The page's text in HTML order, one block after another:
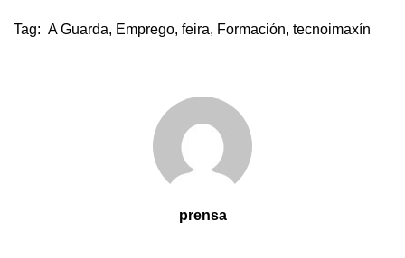
Tag: A Guarda, Emprego, feira, Formación, tecnoimaxín
prensa